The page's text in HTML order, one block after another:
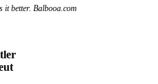
it better. Balbooa.com